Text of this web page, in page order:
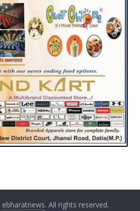
ebharatnews. All rights reserved.